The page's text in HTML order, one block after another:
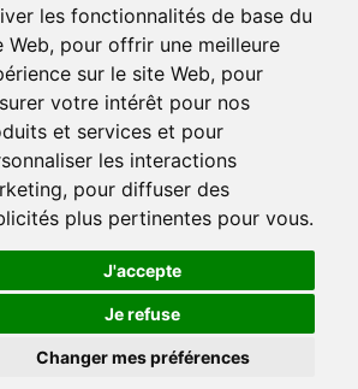
les fonctionnalités de base du
Web, pour offrir une meilleure
sur le site Web, pour
votre intérêt pour nos
et services et pour
les interactions
, pour diffuser des
plus pertinentes pour vous.
J'accepte
Je refuse
Changer mes préférences
ne trouvez pas votre pièce ?
Créer une alerte